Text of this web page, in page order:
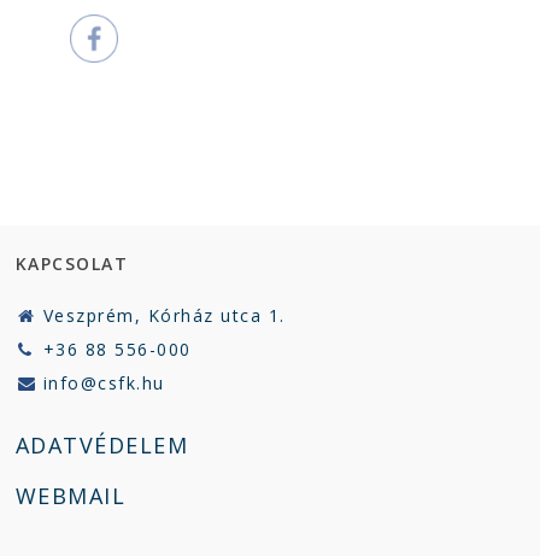
KAPCSOLAT
Veszprém, Kórház utca 1.
+36 88 556-000
info@csfk.hu
ADATVÉDELEM
WEBMAIL